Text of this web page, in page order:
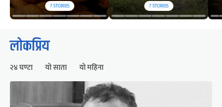
7STORIES 7STORIES
लोकप्रिय
२४ घण्टा यो साता यो महिना